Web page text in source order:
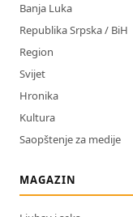
Banja Luka
Republika Srpska / BiH
Region
Svijet
Hronika
Kultura
Saopštenje za medije
MAGAZIN